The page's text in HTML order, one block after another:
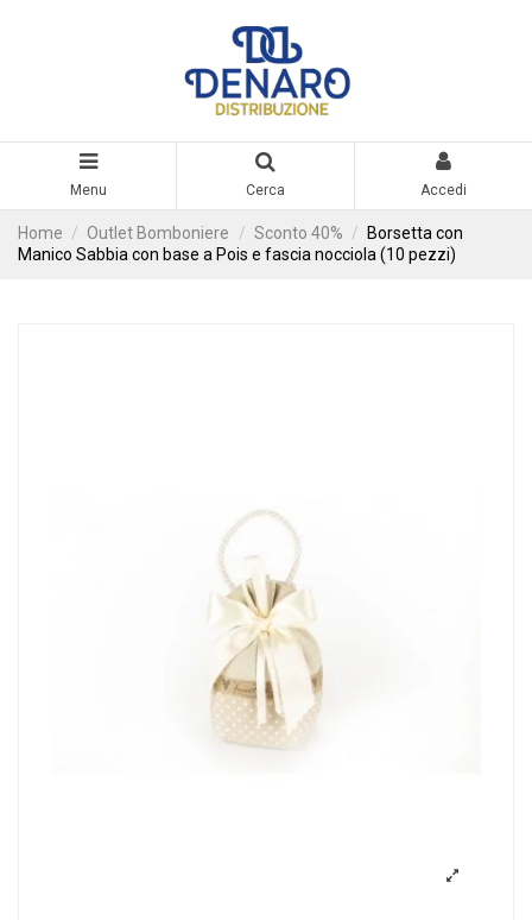
Menu Cerca Accedi
Home Outlet Bomboniere Sconto 40%
Borsetta con
Manico Sabbia con base a Pois e fascia nocciola (10 pezzi)